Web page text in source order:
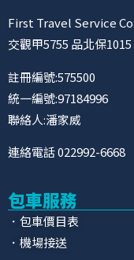
First Travel Service
交觀甲5755 品北保1015
註冊編號:575500
統一編號:97184996
聯絡人:潘家威
連絡電話 022992-6668
包車服務
．包車價目表
．機場接送